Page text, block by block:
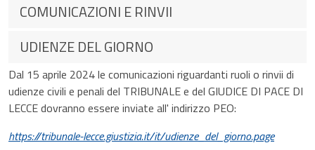
COMUNICAZIONI E RINVII
UDIENZE DEL GIORNO
Dal 15 aprile 2024 le comunicazioni riguardanti ruoli o rinvii di
udienze civili e penali del TRIBUNALE e del GIUDICE DI PACE DI
LECCE dovranno essere inviate all' indirizzo PEO:
https://tribunale-lecce.giustizia.it/it/udienze_del_giorno.page